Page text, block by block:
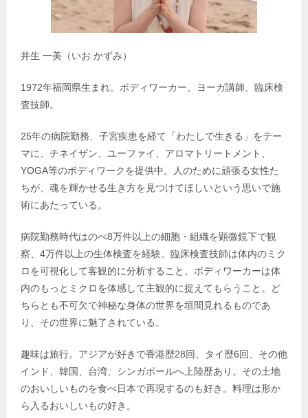
井生 一美（いお かずみ）
1972年福岡県生まれ。ボディワーカー、ヨーガ講師、臨床検
査技師。
25年の病院勤務、子宮疾患を経て「わたしで生きる」をテー
マに、チネイザン、ユーファイ、アロマトリートメント、
YOGA等のボディワークを提供中。人のために頑張る女性た
ちが、魂を輝かせる生き方を見つけてほしいという思いで施
術にあたっている。
病院勤務時代はのべ8万件以上の細胞・組織を顕微鏡下で観
察、4万件以上の生体検査を経験。臨床検査技師は体内のミク
ロを可視化して客観的に分析すること。ボディワーカーは体
内のもっとミクロを体感して主観的に捉えてもらうこと。ど
ちらとも不可欠で神秘な身体の世界を垣間見れるものであ
り、その世界に魅了されている。
趣味は旅行。アジアが好きで香港歴28回、タイ歴6回、その他
インド、韓国、台湾、シンガポールへ上陸歴あり。その土地
のおいしいものを食べ日本で再現するのも好き。料理は形か
ら入るおいしいもの好き。